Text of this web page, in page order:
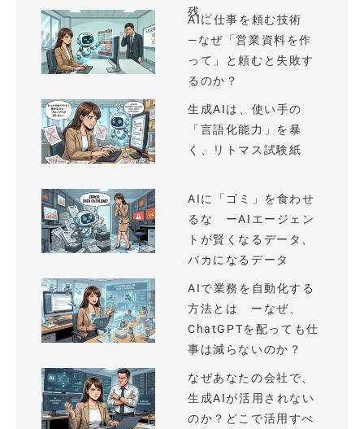
残...
AIに仕事を頼む技術
—なぜ「営業資料を作
って」と頼むと失敗す
るのか？
生成AIは、使い手の
「言語化能力」を暴
く、リトマス試験紙
AIに「ゴミ」を食わせ
るな ーAIエージェン
トが賢くなるデータ、
バカになるデータ
AIで業務を自動化する
方法とは ーなぜ、
ChatGPTを配っても仕
事は減らないのか？
なぜあなたの会社で、
生成AIが活用されない
のか？どこで活用すべ